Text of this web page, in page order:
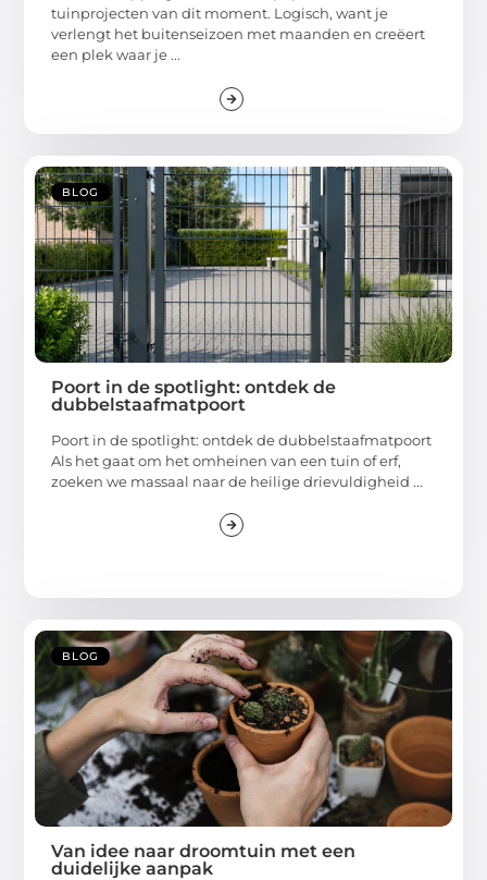
tuinprojecten van dit moment. Logisch, want je
verlengt het buitenseizoen met maanden en creëert
een plek waar je ...
BLOG
Poort in de spotlight: ontdek de
dubbelstaafmatpoort
Poort in de spotlight: ontdek de dubbelstaafmatpoort
Als het gaat om het omheinen van een tuin of erf,
zoeken we massaal naar de heilige drievuldigheid ...
BLOG
Van idee naar droomtuin met een
duidelijke aanpak